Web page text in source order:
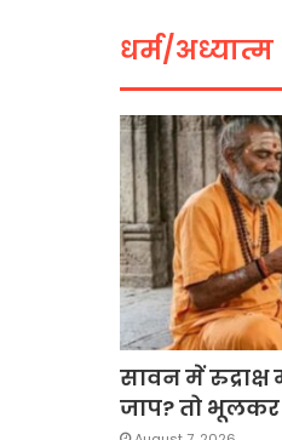
धर्म/अध्यात्म
सावन में
जाप? तो